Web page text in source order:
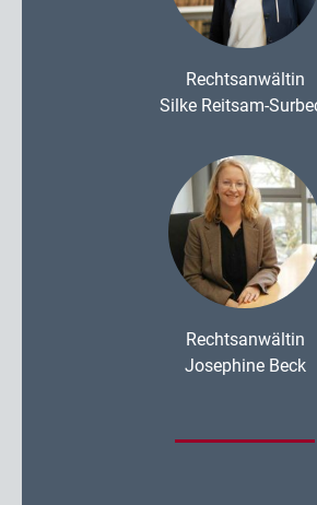
Rechtsanwältin
Silke Reitsam-
Rechtsanwältin
Josephine Beck